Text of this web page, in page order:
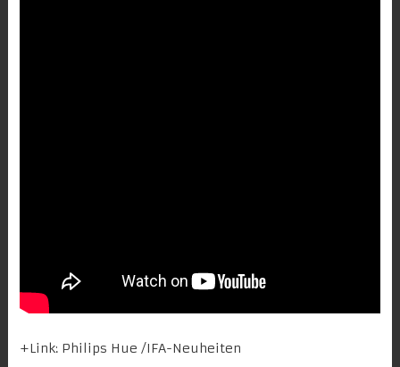
+Link: Philips Hue /IFA-Neuheiten